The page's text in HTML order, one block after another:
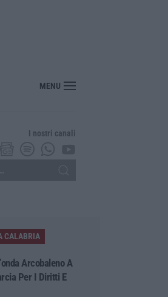
14enni in strada senza accompagnamento
MENU
I nostri canali
CALABRIA
Arcobaleno A
Per I Diritti E